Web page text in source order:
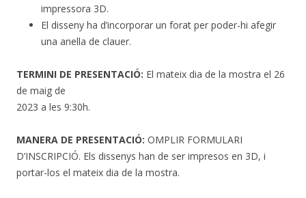
impressora 3D.
El disseny ha d’incorporar un forat per poder-hi afegir
una anella de clauer.
TERMINI DE PRESENTACIÓ: El mateix dia de la mostra el 26
de maig de
2023 a les 9:30h.
MANERA DE PRESENTACIÓ: OMPLIR FORMULARI
D’INSCRIPCIÓ. Els dissenys han de ser impresos en 3D, i
portar-los el mateix dia de la mostra.